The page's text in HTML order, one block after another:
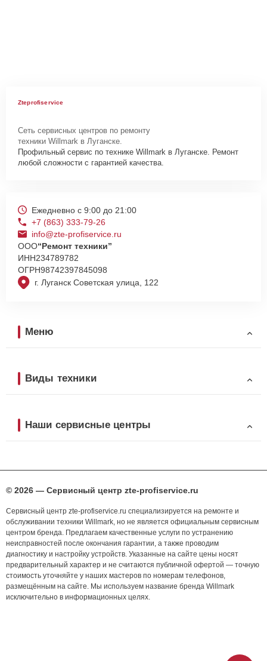
Zteprofiservice
Сеть сервисных центров по ремонту
техники Willmark в Луганске.
Профильный сервис по технике Willmark в Луганске. Ремонт
любой сложности с гарантией качества.
г. Луганск Советская улица, 122
Ежедневно с 9:00 до 21:00
+7 (863) 333-79-26
info@zte-profiservice.ru
ООО“Ремонт техники”
ИНН234789782
ОГРН98742397845098
Меню
Виды техники
Наши сервисные центры
© 2026 — Сервисный центр zte-profiservice.ru
Сервисный центр zte-profiservice.ru специализируется на ремонте и
обслуживании техники Willmark, но не является официальным сервисным
центром бренда. Предлагаем качественные услуги по устранению
неисправностей после окончания гарантии, а также проводим
диагностику и настройку устройств. Указанные на сайте цены носят
предварительный характер и не считаются публичной офертой — точную
стоимость уточняйте у наших мастеров по номерам телефонов,
размещённым на сайте. Мы используем название бренда Willmark
исключительно в информационных целях.